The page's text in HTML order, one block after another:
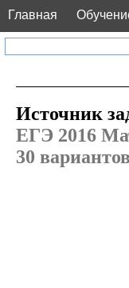
Главная
Источник
ЕГЭ 2016
30